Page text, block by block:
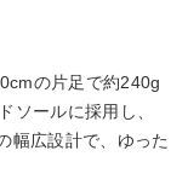
の片足で約240g
ソールに採用し、
幅広設計で、ゆった